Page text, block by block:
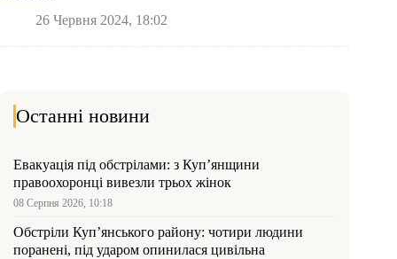
26 Червня 2024, 18:02
Останні новини
Евакуація під обстрілами: з Куп’янщини
правоохоронці вивезли трьох жінок
08 Серпня 2026, 10:18
Обстріли Куп’янського району: чотири людини
поранені, під ударом опинилася цивільна